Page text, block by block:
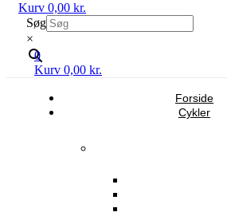
Kurv 0,00 kr.
Søg
×
0
Kurv 0,00 kr.
Forside
Cykler